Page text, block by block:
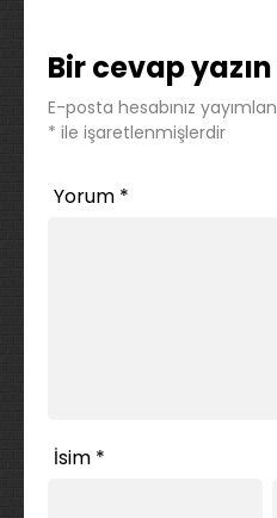
Bir cevap yazın
E-posta hesabınız
* ile işaretlenmişlerdir
Yorum *
İsim *